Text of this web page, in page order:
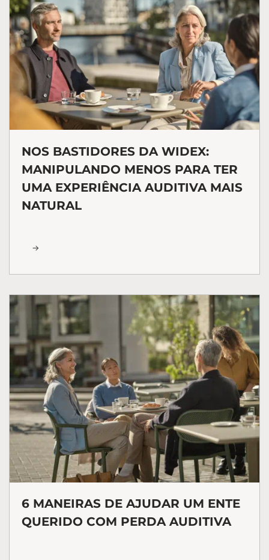
NOS BASTIDORES DA WIDEX:
MANIPULANDO MENOS PARA TER
UMA EXPERIÊNCIA AUDITIVA MAIS
NATURAL
6 MANEIRAS DE AJUDAR UM ENTE
QUERIDO COM PERDA AUDITIVA